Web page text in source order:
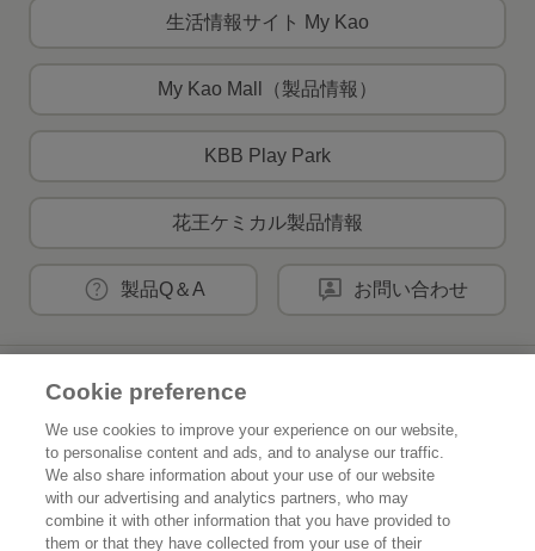
生活情報サイト My Kao
My Kao Mall（製品情報）
KBB Play Park
花王ケミカル製品情報
製品Q＆A お問い合わせ
花王公式SNSアカウント
Home 花王について
Cookie preference
We use cookies to improve your experience on our website,
to personalise content and ads, and to analyse our traffic.
We also share information about your use of our website
with our advertising and analytics partners, who may
combine it with other information that you have provided to
them or that they have collected from your use of their